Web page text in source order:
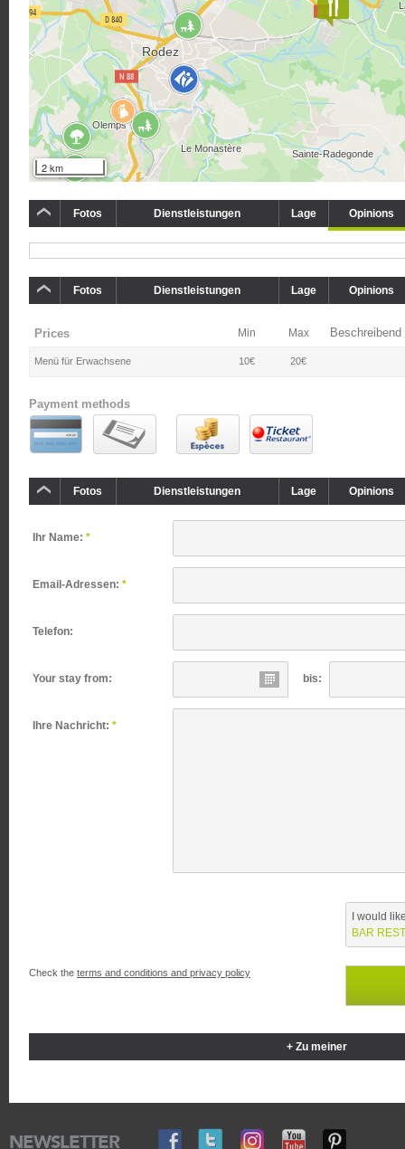
2 km
Fotos Dienstleistungen Lage Opinions
Fotos Dienstleistungen Lage Opinions
Prices Min Max Beschreibend
Menü für Erwachsene 10€ 20€
Payment methods
Fotos Dienstleistungen Lage Opinions
Ihr Name: *
Email-Adressen: *
Telefon:
Your stay from: bis:
Ihre Nachricht: *
I would
BAR
Check the terms and conditions and privacy policy
+ Zu meiner
NEWSLETTER